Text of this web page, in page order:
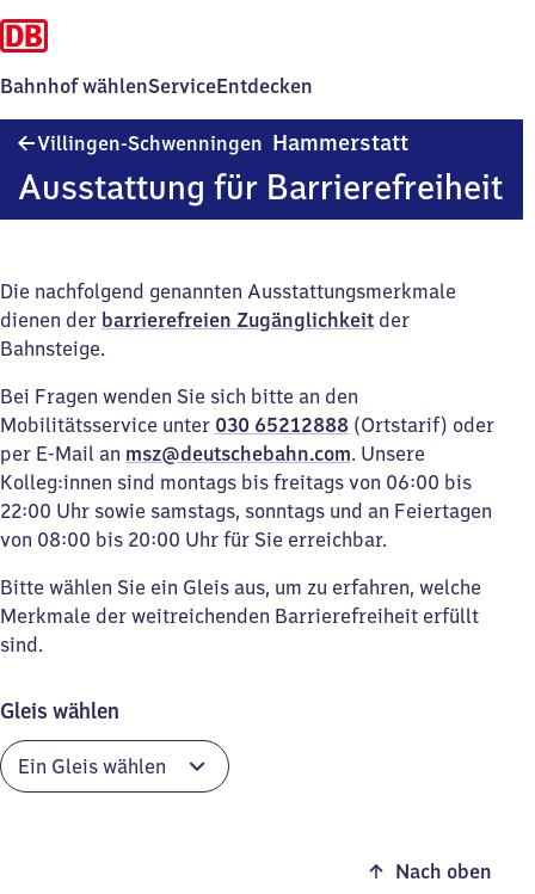
Bahnhof wählenServiceEntdecken
Villingen-Schwenningen Hammerstatt
Hammerstatt
Ausstattung für Barrierefreiheit
Die nachfolgend genannten Ausstattungsmerkmale
dienen der barrierefreien Zugänglichkeit der
Bahnsteige.
Bei Fragen wenden Sie sich bitte an den
Mobilitätsservice unter 030 65212888 (Ortstarif) oder
per E-Mail an msz@deutschebahn.com. Unsere
Kolleg:innen sind montags bis freitags von 06:00 bis
22:00 Uhr sowie samstags, sonntags und an Feiertagen
von 08:00 bis 20:00 Uhr für Sie erreichbar.
Bitte wählen Sie ein Gleis aus, um zu erfahren, welche
Merkmale der weitreichenden Barrierefreiheit erfüllt
sind.
Gleis wählen
Nach oben